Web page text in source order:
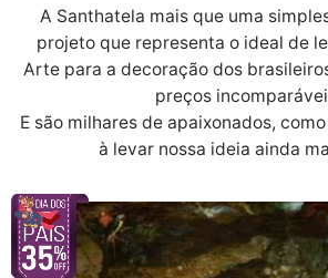
A Santhatela mais que uma
projeto que representa o ideal de
Arte para a decoração dos
preços
E são milhares de apaixonados,
à levar nossa ideia ainda